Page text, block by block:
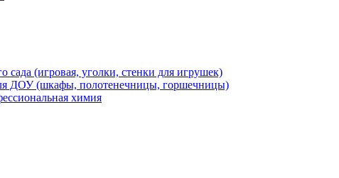
сада (игровая, уголки, стенки для игрушек)
ДОУ (шкафы, полотенечницы, горшечницы)
химия